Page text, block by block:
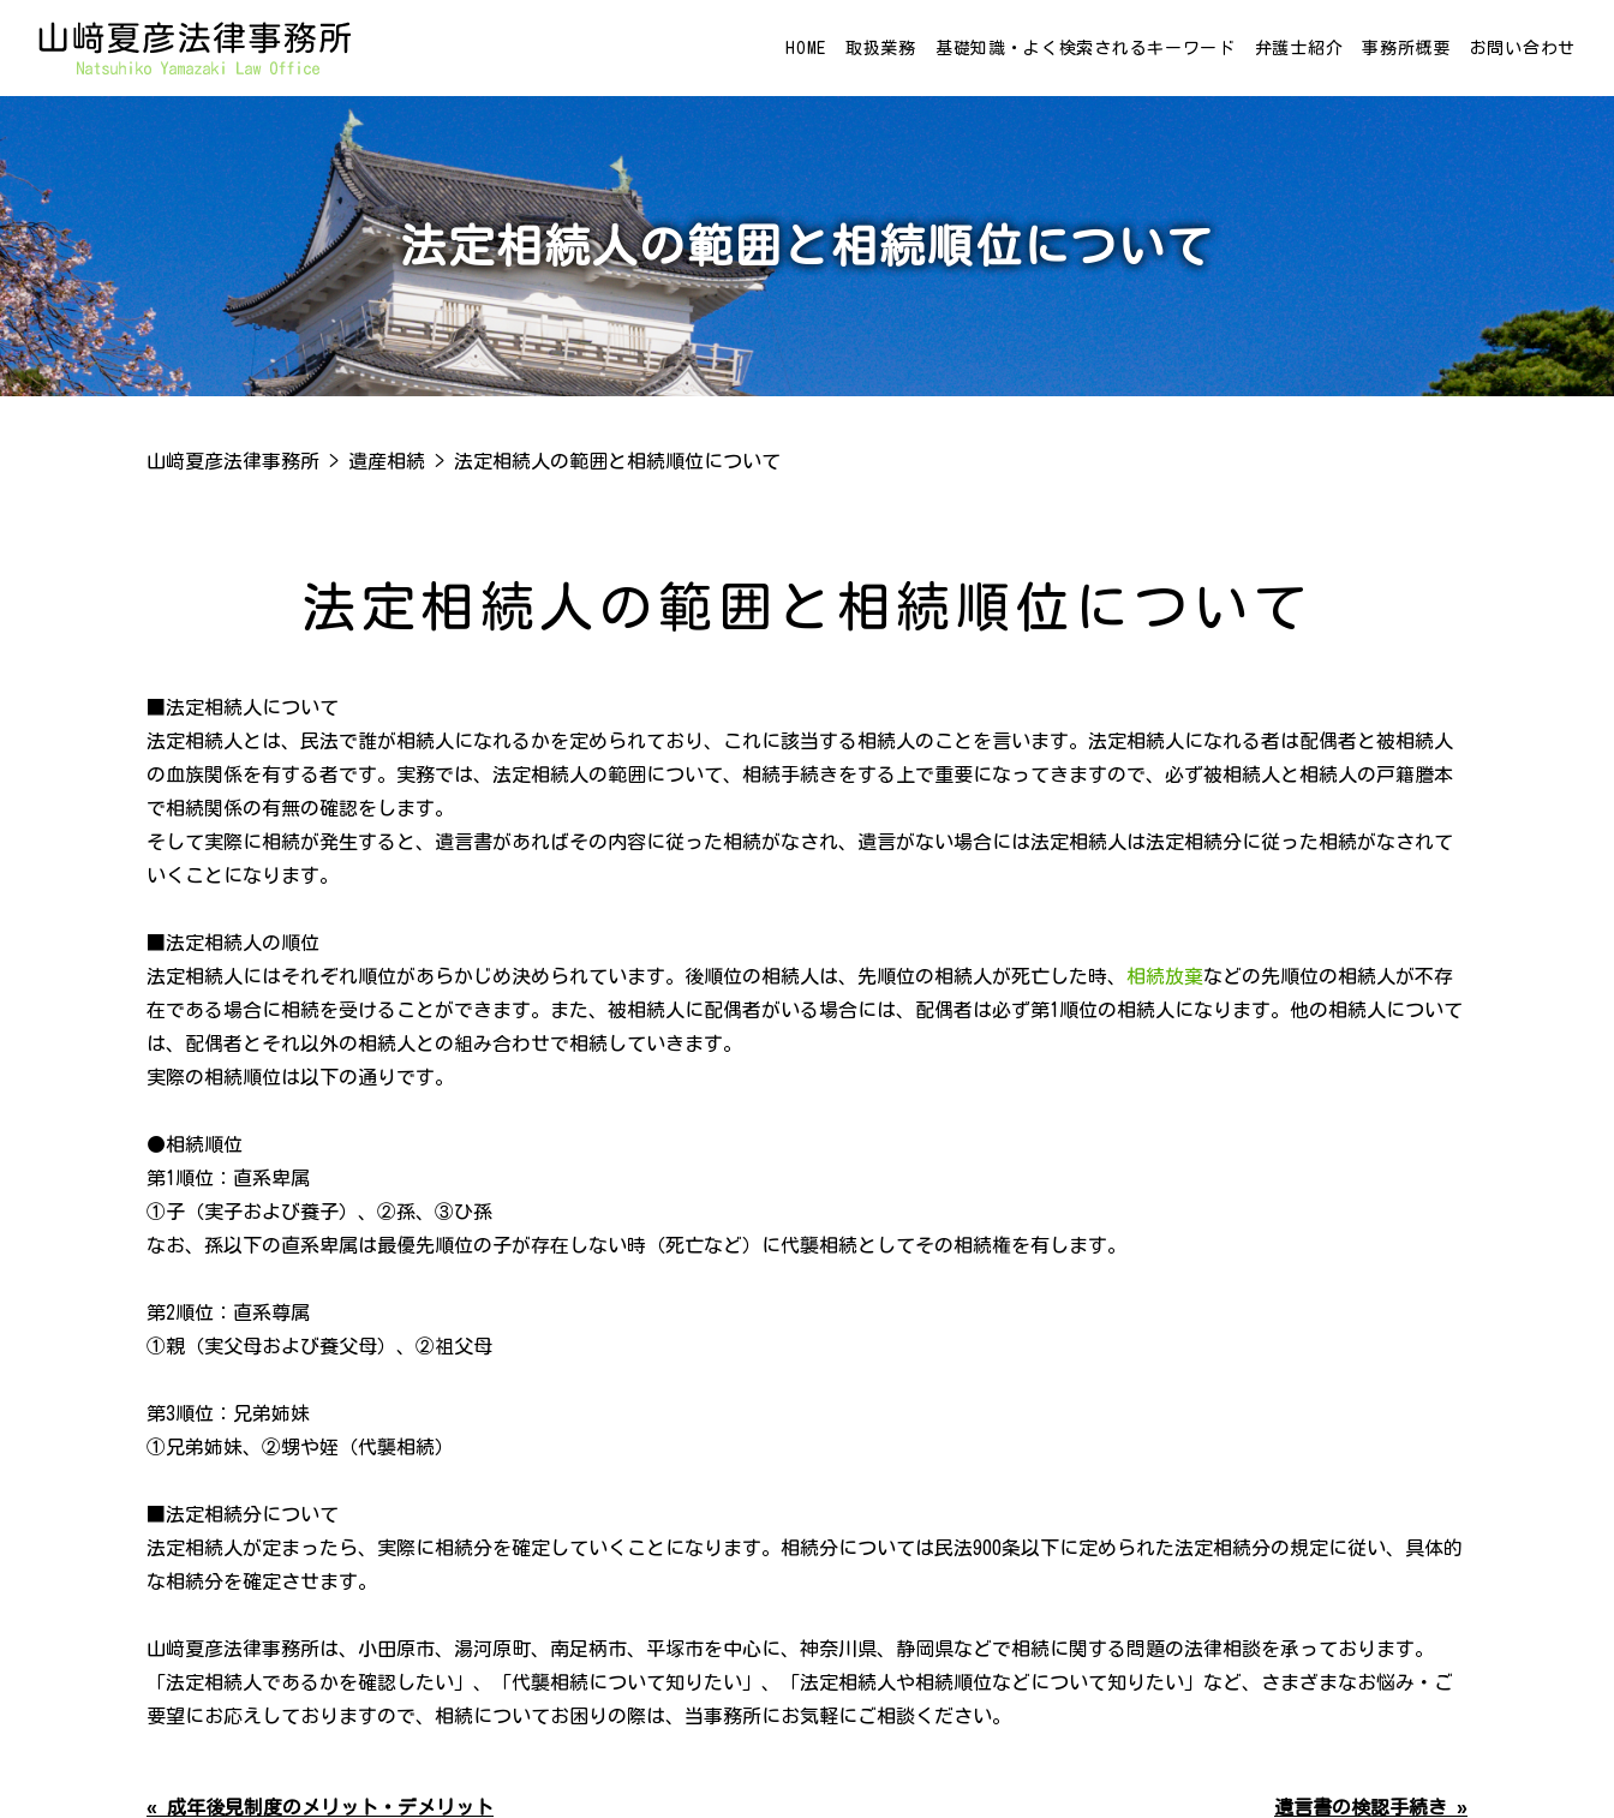
HOME 取扱業務 基礎知識・よく検索されるキーワード 弁護士紹介 事務所概要 お問い合わせ
法定相続人の範囲と相続順位について
山﨑夏彦法律事務所 > 遺産相続 > 法定相続人の範囲と相続順位について
法定相続人の範囲と相続順位について
■法定相続人について
法定相続人とは、民法で誰が相続人になれるかを定められており、これに該当する相続人のことを言います。法定相続人になれる者は配偶者と被相続人
の血族関係を有する者です。実務では、法定相続人の範囲について、相続手続きをする上で重要になってきますので、必ず被相続人と相続人の戸籍謄本
で相続関係の有無の確認をします。
そして実際に相続が発生すると、遺言書があればその内容に従った相続がなされ、遺言がない場合には法定相続人は法定相続分に従った相続がなされて
いくことになります。
■法定相続人の順位
法定相続人にはそれぞれ順位があらかじめ決められています。後順位の相続人は、先順位の相続人が死亡した時、 相続放棄などの先順位の相続人が不存
在である場合に相続を受けることができます。また、被相続人に配偶者がいる場合には、配偶者は必ず第1順位の相続人になります。他の相続人について
は、配偶者とそれ以外の相続人との組み合わせで相続していきます。
実際の相続順位は以下の通りです。
●相続順位
第1順位：直系卑属
①子（実子および養子）、②孫、③ひ孫
なお、孫以下の直系卑属は最優先順位の子が存在しない時（死亡など）に代襲相続としてその相続権を有します。
第2順位：直系尊属
①親（実父母および養父母）、②祖父母
第3順位：兄弟姉妹
①兄弟姉妹、②甥や姪（代襲相続）
■法定相続分について
法定相続人が定まったら、実際に相続分を確定していくことになります。相続分については民法900条以下に定められた法定相続分の規定に従い、具体的
な相続分を確定させます。
山﨑夏彦法律事務所は、小田原市、湯河原町、南足柄市、平塚市を中心に、神奈川県、静岡県などで相続に関する問題の法律相談を承っております。
「法定相続人であるかを確認したい」、「代襲相続について知りたい」、「法定相続人や相続順位などについて知りたい」など、さまざまなお悩み・ご
要望にお応えしておりますので、相続についてお困りの際は、当事務所にお気軽にご相談ください。
« 成年後見制度のメリット・デメリット 遺言書の検認手続き »